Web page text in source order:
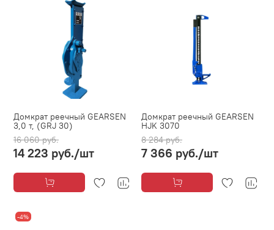
Домкрат реечный GEARSEN
3,0 т, (GRJ 30)
16 060 руб.
14 223 руб./шт
Домкрат реечный GEARSEN
HJK 3070
8 284 руб.
7 366 руб./шт
-4%